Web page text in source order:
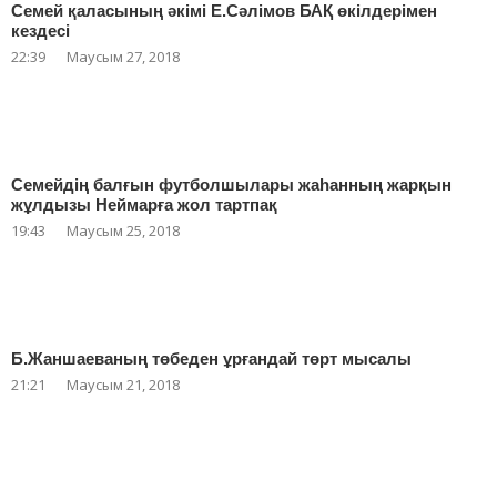
Семей қаласының әкімі Е.Сәлімов БАҚ өкілдерімен
кездесі
22:39 Маусым 27, 2018
Семейдің балғын футболшылары жаһанның жарқын
жұлдызы Неймарға жол тартпақ
19:43 Маусым 25, 2018
Б.Жаншаеваның төбеден ұрғандай төрт мысалы
21:21 Маусым 21, 2018